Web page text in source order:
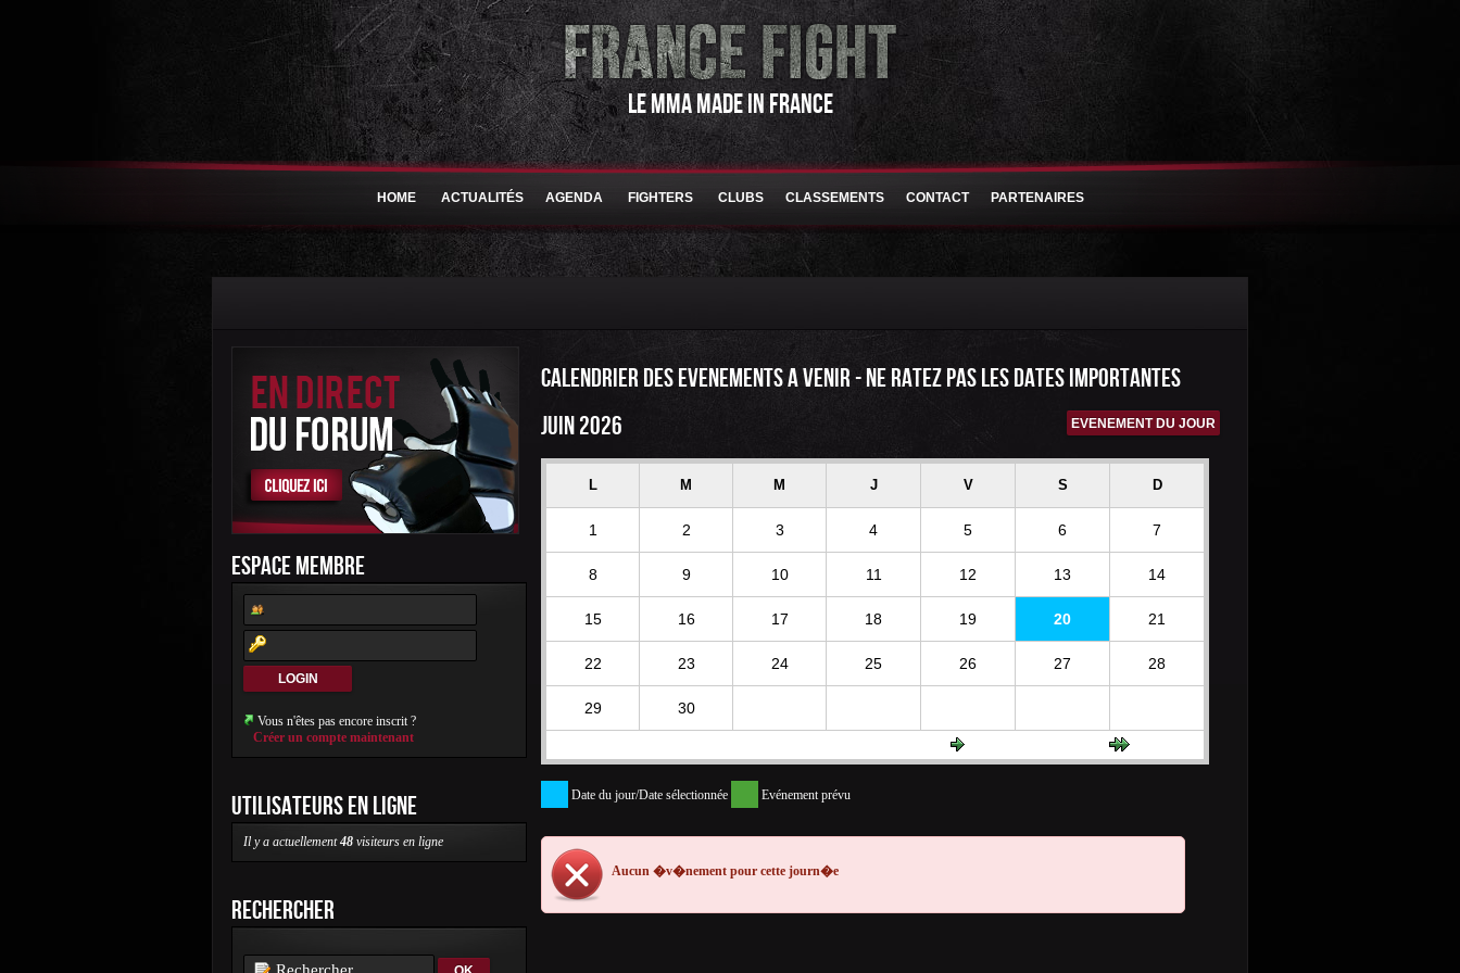
LE MMA MADE IN FRANCE
HOME ACTUALITÉS AGENDA FIGHTERS CLUBS CLASSEMENTS CONTACT PARTENAIRES
ESPACE MEMBRE
Vous n'êtes pas encore inscrit ?
Créer un compte maintenant
UTILISATEURS EN LIGNE
Il y a actuellement48 visiteurs en ligne
RECHERCHER
CALENDRIER DES EVENEMENTS A VENIR - NE RATEZ PAS LES DATES IMPORTANTES
EVENEMENT DU JOUR
JUIN 2026
L M M J V S D
1 2 3 4 5 6 7
8 9 10 11 12 13 14
15 16 17 18 19 20 21
22 23 24 25 26 27 28
29 30
Date du jour/Date sélectionnée Evénement prévu
Aucun �v�nement pour cette journ�e